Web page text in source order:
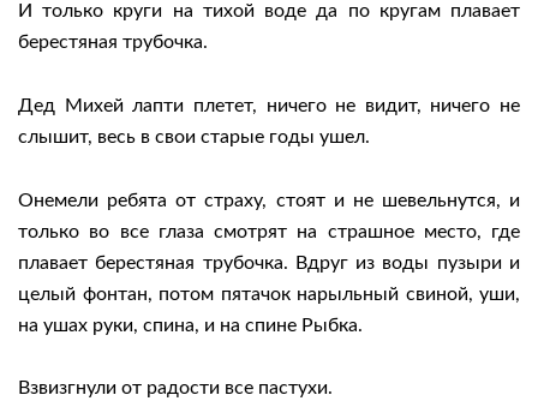
И только круги на тихой воде да по кругам плавает
берестяная трубочка.
Дед Михей лапти плетет, ничего не видит, ничего не
слышит, весь в свои старые годы ушел.
Онемели ребята от страху, стоят и не шевельнутся, и
только во все глаза смотрят на страшное место, где
плавает берестяная трубочка. Вдруг из воды пузыри и
целый фонтан, потом пятачок нарыльный свиной, уши,
на ушах руки, спина, и на спине Рыбка.
Взвизгнули от радости все пастухи.